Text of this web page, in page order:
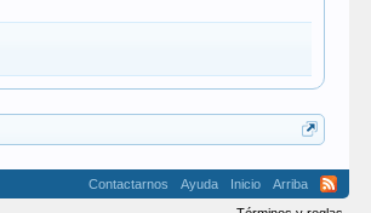
Contactarnos Ayuda Inicio
Arriba